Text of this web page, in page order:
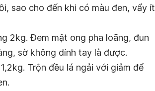
sao cho đến khi có màu đen, vẩy ít
2kg. Đem mật ong pha loãng, đun
sờ không dính tay là được.
Trộn đều lá ngải với giảm để